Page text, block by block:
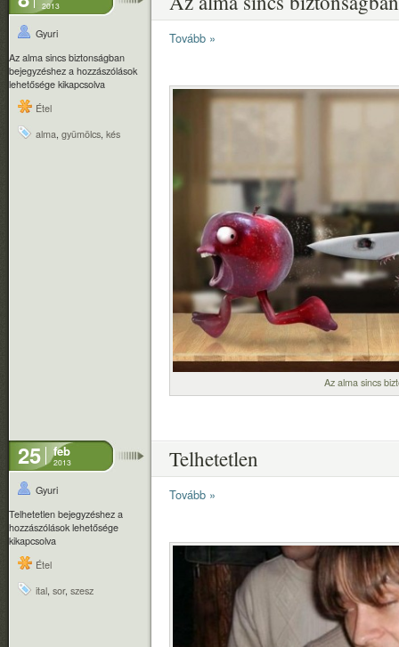
2013
Gyuri
Az alma sincs biztonságban
bejegyzéshez a hozzászólások
lehetősége kikapcsolva
Étel
alma gyümölcs kés
Tovább »
Az alma sincs
25 feb
2013
Gyuri
Telhetetlen bejegyzéshez a
hozzászólások lehetősége
kikapcsolva
Étel
ital sor, szesz
Telhetetlen
Tovább »